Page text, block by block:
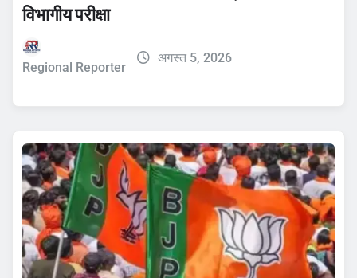
विभागीय परीक्षा
Regional Reporter
अगस्त 5, 2026